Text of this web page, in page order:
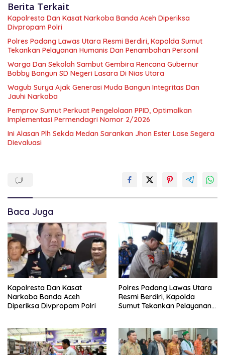
Berita Terkait
Kapolresta Dan Kasat Narkoba Banda Aceh Diperiksa
Divpropam Polri
Polres Padang Lawas Utara Resmi Berdiri, Kapolda Sumut
Tekankan Pelayanan Humanis Dan Penambahan Personil
Warga Dan Sekolah Sambut Gembira Rencana Gubernur
Bobby Bangun SD Negeri Lasara Di Nias Utara
Wagub Surya Ajak Generasi Muda Bangun Integritas Dan
Jauhi Narkoba
Pemprov Sumut Perkuat Pengelolaan PPID, Optimalkan
Implementasi Permendagri Nomor 2/2026
Ini Alasan Plh Sekda Medan Sarankan Jhon Ester Lase Segera
Dievaluasi
Baca Juga
Kapolresta Dan Kasat
Narkoba Banda Aceh
Diperiksa Divpropam Polri
Polres Padang Lawas Utara
Resmi Berdiri, Kapolda
Sumut Tekankan Pelayanan